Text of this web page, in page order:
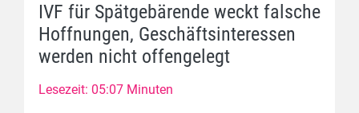
IVF für Spätgebärende weckt falsche
Hoffnungen, Geschäftsinteressen
werden nicht offengelegt
Lesezeit: 05:07 Minuten